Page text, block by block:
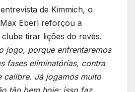
de Kimmich, o
Eberl reforçou a
clube tirar lições do revés.
jogo, porque enfrentaremos
fases eliminatórias, contra
calibre. Já jogamos muito
tão bem hoje; isso faz